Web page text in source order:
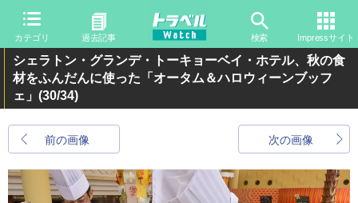
カテゴリ 過去記事 検索 Impressサイト
シェラトン・グランデ・トーキョーベイ・ホテル、秋の食
材をふんだんに使った「オータム＆ハロウィーンブッフ
ェ」 (30/34)
前の画像 次の画像